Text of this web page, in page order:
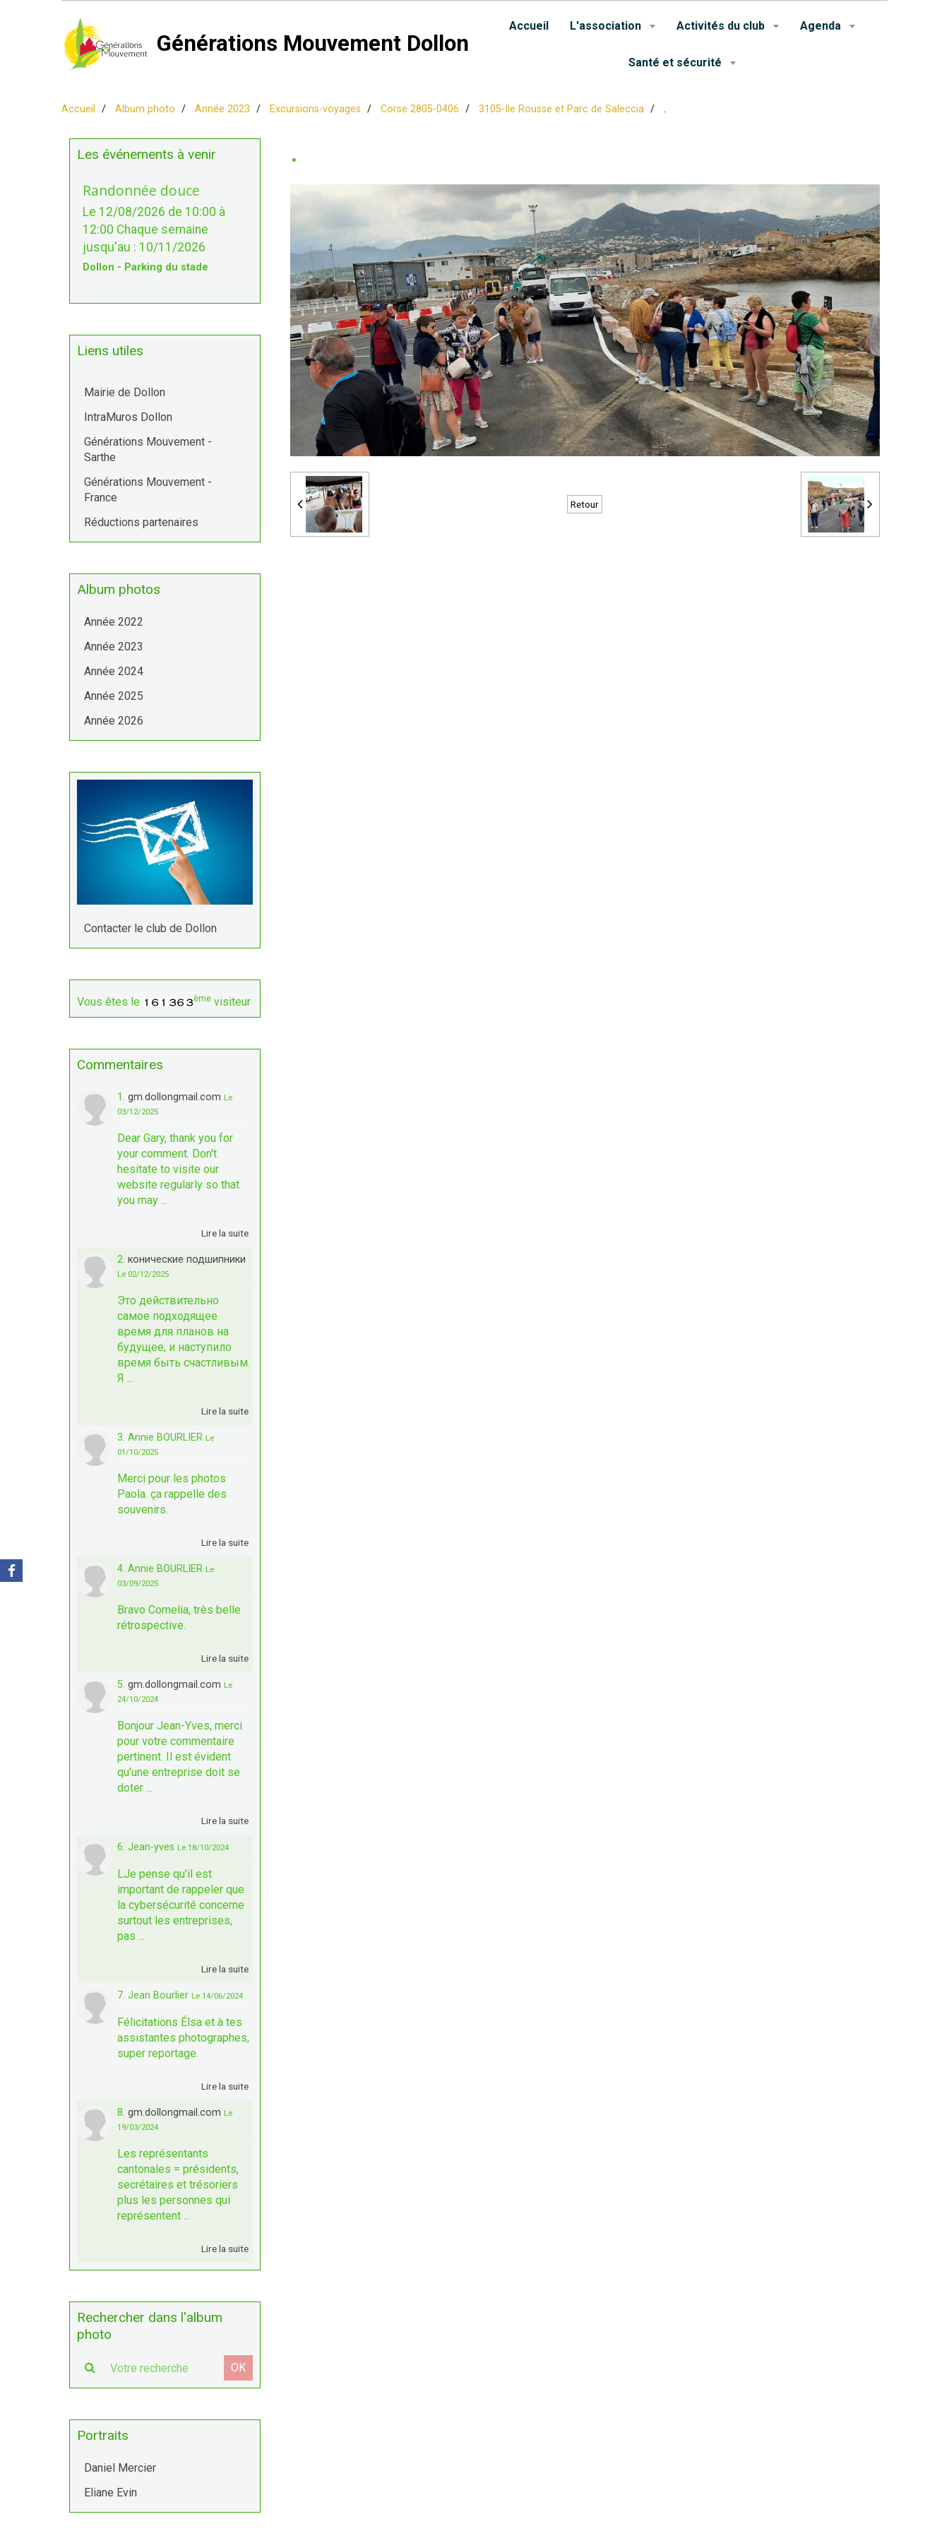
Générations Mouvement Dollon
Accueil L'association Activités du club Agenda
Santé et sécurité
Accueil Album photo Année 2023 Excursions-voyages Corse 2805-0406 3105-Ile Rousse et Parc de Saleccia .
.
Retour
Les événements à venir
Randonnée douce
Le 12/08/2026 de 10:00 à
12:00 Chaque semaine
jusqu'au : 10/11/2026
Dollon - Parking du stade
Liens utiles
Mairie de Dollon
IntraMuros Dollon
Générations Mouvement -
Sarthe
Générations Mouvement -
France
Réductions partenaires
Album photos
Année 2022
Année 2023
Année 2024
Année 2025
Année 2026
Contacter le club de Dollon
Vous êtes le ème visiteur
Commentaires
1. gm.dollongmail.com Le
03/12/2025
Dear Gary, thank you for
your comment. Don't
hesitate to visite our
website regularly so that
you may ...
Lire la suite
2. конические подшипники
Le 02/12/2025
Это действительно
самое подходящее
время для планов на
будущее, и наступило
время быть счастливым.
Я ...
Lire la suite
3. Annie BOURLIER Le
01/10/2025
Merci pour les photos
Paola. ça rappelle des
souvenirs.
Lire la suite
4. Annie BOURLIER Le
03/09/2025
Bravo Cornelia, très belle
rétrospective.
Lire la suite
5. gm.dollongmail.com Le
24/10/2024
Bonjour Jean-Yves, merci
pour votre commentaire
pertinent. Il est évident
qu'une entreprise doit se
doter ...
Lire la suite
6. Jean-yves Le 18/10/2024
LJe pense qu'il est
important de rappeler que
la cybersécurité concerne
surtout les entreprises,
pas ...
Lire la suite
7. Jean Bourlier Le 14/06/2024
Félicitations Élsa et à tes
assistantes photographes,
super reportage.
Lire la suite
8. gm.dollongmail.com Le
19/03/2024
Les représentants
cantonales = présidents,
secrétaires et trésoriers
plus les personnes qui
représentent ...
Lire la suite
Rechercher dans l'album
photo
OK
Portraits
Daniel Mercier
Eliane Evin